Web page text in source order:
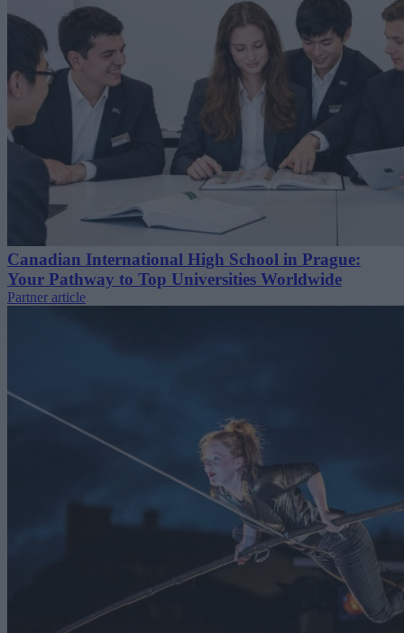
Canadian International High School in Prague:
Your Pathway to Top Universities Worldwide
Partner article